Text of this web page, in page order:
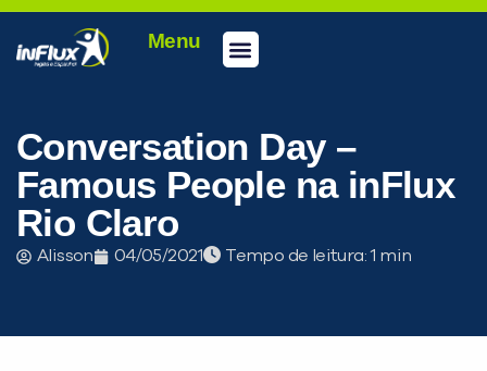
Menu
Conversation Day –
Famous People na inFlux
Rio Claro
Alisson 04/05/2021 Tempo de leitura: